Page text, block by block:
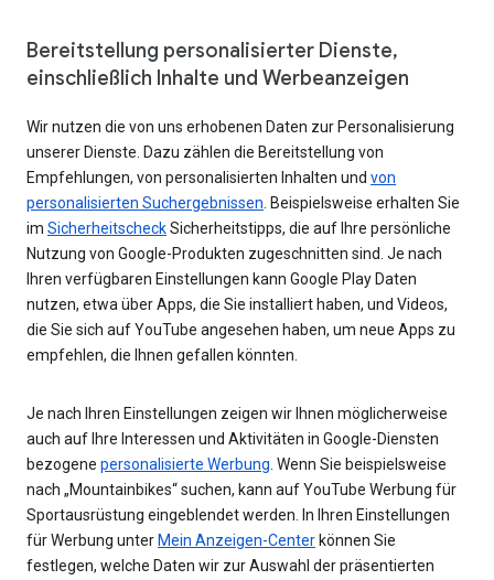
Bereitstellung personalisierter Dienste,
einschließlich Inhalte und Werbeanzeigen
Wir nutzen die von uns erhobenen Daten zur Personalisierung
unserer Dienste. Dazu zählen die Bereitstellung von
Empfehlungen, von personalisierten Inhalten und von
personalisierten Suchergebnissen . Beispielsweise erhalten Sie
im SicherheitscheckSicherheitstipps, die auf Ihre persönliche
Nutzung von Google-Produkten zugeschnitten sind. Je nach
Ihren verfügbaren Einstellungen kann Google Play Daten
nutzen, etwa über Apps, die Sie installiert haben, und Videos,
die Sie sich auf YouTube angesehen haben, um neue Apps zu
empfehlen, die Ihnen gefallen könnten.
Je nach Ihren Einstellungen zeigen wir Ihnen möglicherweise
auch auf Ihre Interessen und Aktivitäten in Google-Diensten
bezogene personalisierte Werbung . Wenn Sie beispielsweise
nach „Mountainbikes“ suchen, kann auf YouTube Werbung für
Sportausrüstung eingeblendet werden. In Ihren Einstellungen
für Werbung unter Mein Anzeigen-Center können Sie
festlegen, welche Daten wir zur Auswahl der präsentierten